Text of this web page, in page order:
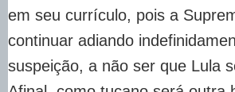
em seu currículo, pois a
continuar adiando
suspeição, a não ser que Lula